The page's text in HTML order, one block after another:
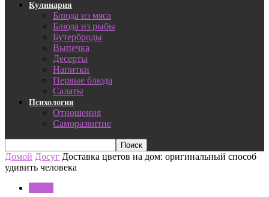
Кулинария
Блюда из мяса
Блюда из рыбы
Бутерброды
Выпечка
Десерты
Напитки
Первые блюда
Салаты
Психология
Отношения
Саморазвитие
Домой Досуг Доставка цветов на дом: оригинальный способ
удивить человека